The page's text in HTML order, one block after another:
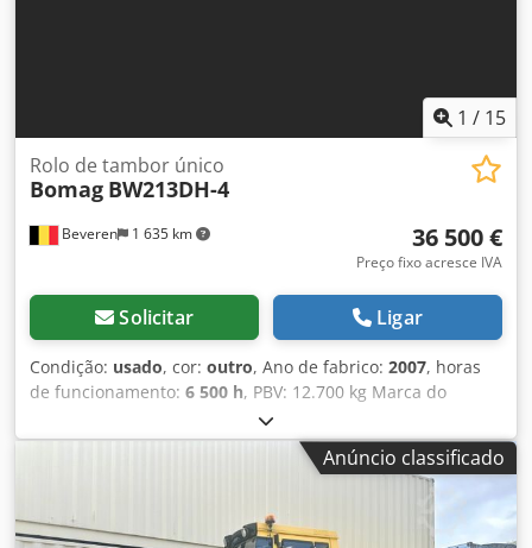
1 / 15
Beveren 1 635 km
Rolo de tambor único
Bomag BW213DH-4
36 500 €
Preço fixo acresce IVA
Solicitar Ligar
Condição: usado, cor: outro, Ano de fabrico: 2007, horas
de funcionamento: 6 500 h, PBV: 12.700 kg Marca do
motor: Deutz Cjdpfx Anjy R Uwrsqoha Marca CE: sim
Número de série: 101582511260 Máquinas à venda! Visite
o nosso site para conhecer uma grande variedade de
máquinas prontas para compra. Temos mais opções além
das exibidas online, então sinta-se à vontade para nos
ligar ou enviar um e-mail a qualquer momento. Todas as
Anúncio classificado